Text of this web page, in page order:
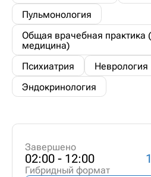
Пульмонология
Общая врачебная практика
медицина)
Психиатрия
Неврология
Эндокринология
Завершено
02:00 - 12:00
Гибридный формат